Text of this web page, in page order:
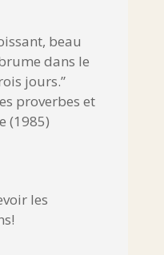
beau
dans le
jours.”
proverbes et
(1985)
les